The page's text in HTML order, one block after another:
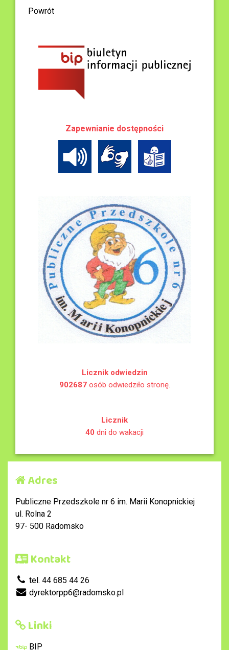
Powrót
Zapewnianie dostępności
Licznik odwiedzin
902687osób odwiedziło stronę.
Licznik
40 dni do wakacji
Adres
Publiczne Przedszkole nr 6 im. Marii Konopnickiej
ul. Rolna 2
97- 500 Radomsko
Kontakt
tel. 44 685 44 26
dyrektorpp6@radomsko.pl
Linki
BIP